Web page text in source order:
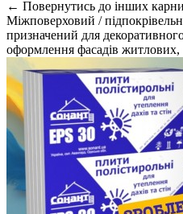
← Повернутись до інших
Міжповерховий /
призначений для
оформлення фасадів житлових,